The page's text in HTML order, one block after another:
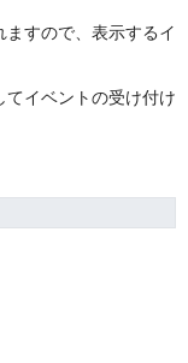
すので、表示するイ
イベントの受け付け